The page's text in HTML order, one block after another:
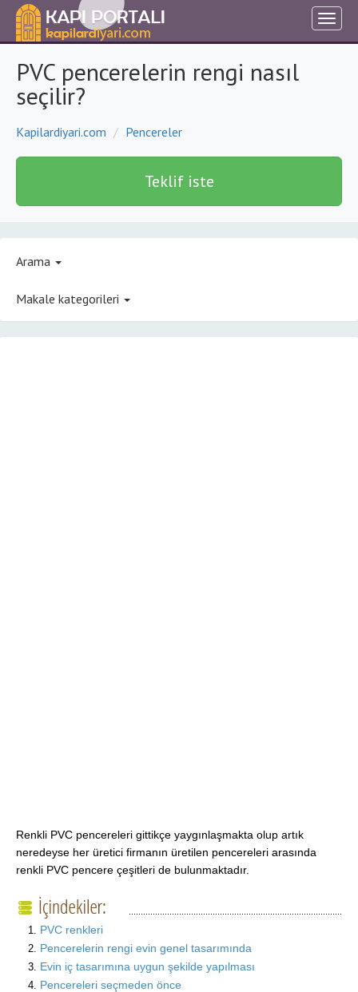
PVC pencerelerin rengi nasıl
seçilir?
Kapilardiyari.com Pencereler
Teklif iste
Arama
Makale kategorileri
Renkli PVC pencereleri gittikçe yaygınlaşmakta olup artık
neredeyse her üretici firmanın üretilen pencereleri arasında
renkli PVC pencere çeşitleri de bulunmaktadır.
PVC renkleri
Pencerelerin rengi evin genel tasarımında
Evin iç tasarımına uygun şekilde yapılması
Pencereleri seçmeden önce